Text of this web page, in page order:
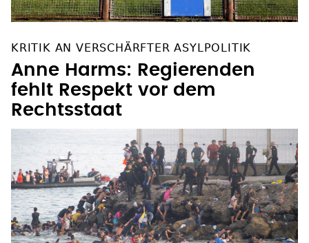
KRITIK AN VERSCHÄRFTER ASYLPOLITIK
Anne Harms: Regierenden
fehlt Respekt vor dem
Rechtsstaat